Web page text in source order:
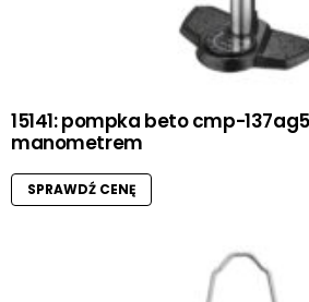
15141: pompka beto cmp-
manometrem
SPRAWDŹ CENĘ